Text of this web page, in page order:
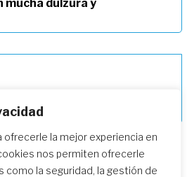
ofrecerle la mejor experiencia en
nos permiten ofrecerle
como la seguridad, la gestión de
mucha dulzura y
una suave huella